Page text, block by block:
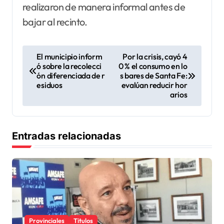
realizaron de manera informal antes de
bajar al recinto.
e
g
a
c
i
ó
n
d
El municipio inform
ó sobre la recolecci
ón diferenciada de r
esiduos
Por la crisis, cayó 4
0 % el consumo en lo
s bares de Santa Fe:
evalúan reducir hor
arios
Entradas relacionadas
Provinciales Titulos